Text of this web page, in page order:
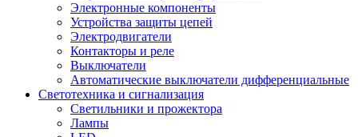
Электронные компоненты
Устройства защиты цепей
Электродвигатели
Контакторы и реле
Выключатели
Автоматические выключатели дифференциальные
Светотехника и сигнализация
Светильники и прожектора
Лампы